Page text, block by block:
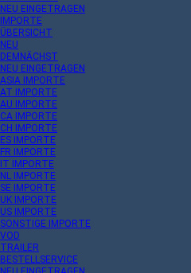
NEU EINGETRAGEN
IMPORTE
ÜBERSICHT
NEU
DEMNÄCHST
NEU EINGETRAGEN
ASIA IMPORTE
AT IMPORTE
AU IMPORTE
CA IMPORTE
CH IMPORTE
ES IMPORTE
FR IMPORTE
IT IMPORTE
NL IMPORTE
SE IMPORTE
UK IMPORTE
US IMPORTE
SONSTIGE IMPORTE
VOD
TRAILER
BESTELLSERVICE